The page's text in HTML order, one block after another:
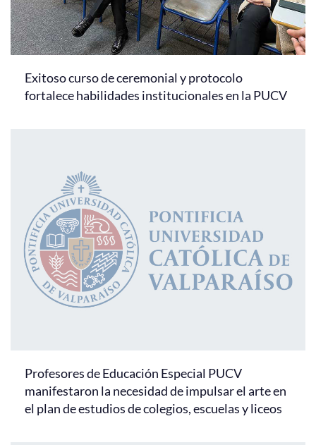
Exitoso curso de ceremonial y protocolo
fortalece habilidades institucionales en la PUCV
Profesores de Educación Especial PUCV
manifestaron la necesidad de impulsar el arte en
el plan de estudios de colegios, escuelas y liceos